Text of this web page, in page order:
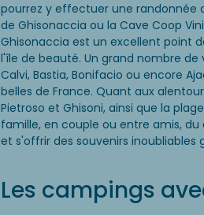
pourrez y effectuer une randonnée
de Ghisonaccia ou la Cave Coop
Ghisonaccia est un excellent point
l'île de beauté. Un grand nombre
Calvi, Bastia, Bonifacio ou encore
belles de France. Quant aux
Pietroso et Ghisoni, ainsi que la
famille, en couple ou entre amis,
et s'offrir des souvenirs inoubliables
Les campings